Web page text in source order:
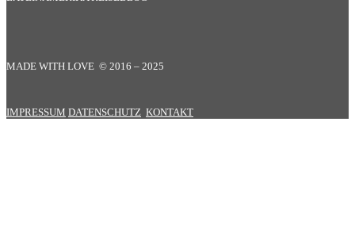
MADE WITH LOVE © 2016 – 2025
IMPRESSUM DATENSCHUTZ KONTAKT